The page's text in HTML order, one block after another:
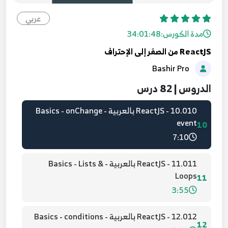
عربي
مدة الكورس:34:01:48
ReactJS من الصفر إلى الإحتراف
الدروس | 82 درس
8
08.008 - ReactJS بالعربية - Basics - State
5:11
9
updating the state
7:14
10
10.010 - ReactJS بالعربية - Basics - onChange
event
7:10
11
11.011 - ReactJS بالعربية - Basics - Lists &
Loops
3:55
12
12.012 - ReactJS بالعربية - Basics - conditions